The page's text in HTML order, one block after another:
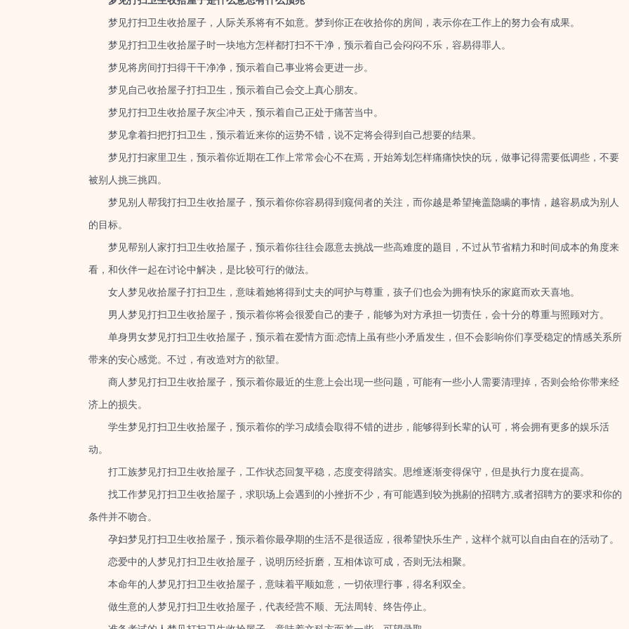
梦见打扫卫生收拾屋子，人际关系将有不如意。梦到你正在收拾你的房间，表示你在工作上的努力会有成果。
梦见打扫卫生收拾屋子时一块地方怎样都打扫不干净，预示着自己会闷闷不乐，容易得罪人。
梦见将房间打扫得干干净净，预示着自己事业将会更进一步。
梦见自己收拾屋子打扫卫生，预示着自己会交上真心朋友。
梦见打扫卫生收拾屋子灰尘冲天，预示着自己正处于痛苦当中。
梦见拿着扫把打扫卫生，预示着近来你的运势不错，说不定将会得到自己想要的结果。
梦见打扫家里卫生，预示着你近期在工作上常常会心不在焉，开始筹划怎样痛痛快快的玩，做事记得需要低调些，不要
被别人挑三挑四。
梦见别人帮我打扫卫生收拾屋子，预示着你你容易得到窥伺者的关注，而你越是希望掩盖隐瞒的事情，越容易成为别人
的目标。
梦见帮别人家打扫卫生收拾屋子，预示着你往往会愿意去挑战一些高难度的题目，不过从节省精力和时间成本的角度来
看，和伙伴一起在讨论中解决，是比较可行的做法。
女人梦见收拾屋子打扫卫生，意味着她将得到丈夫的呵护与尊重，孩子们也会为拥有快乐的家庭而欢天喜地。
男人梦见打扫卫生收拾屋子，预示着你将会很爱自己的妻子，能够为对方承担一切责任，会十分的尊重与照顾对方。
单身男女梦见打扫卫生收拾屋子，预示着在爱情方面:恋情上虽有些小矛盾发生，但不会影响你们享受稳定的情感关系所
带来的安心感觉。不过，有改造对方的欲望。
商人梦见打扫卫生收拾屋子，预示着你最近的生意上会出现一些问题，可能有一些小人需要清理掉，否则会给你带来经
济上的损失。
学生梦见打扫卫生收拾屋子，预示着你的学习成绩会取得不错的进步，能够得到长辈的认可，将会拥有更多的娱乐活
动。
打工族梦见打扫卫生收拾屋子，工作状态回复平稳，态度变得踏实。思维逐渐变得保守，但是执行力度在提高。
找工作梦见打扫卫生收拾屋子，求职场上会遇到的小挫折不少，有可能遇到较为挑剔的招聘方,或者招聘方的要求和你的
条件并不吻合。
孕妇梦见打扫卫生收拾屋子，预示着你最孕期的生活不是很适应，很希望快乐生产，这样个就可以自由自在的活动了。
恋爱中的人梦见打扫卫生收拾屋子，说明历经折磨，互相体谅可成，否则无法相聚。
本命年的人梦见打扫卫生收拾屋子，意味着平顺如意，一切依理行事，得名利双全。
做生意的人梦见打扫卫生收拾屋子，代表经营不顺、无法周转、终告停止。